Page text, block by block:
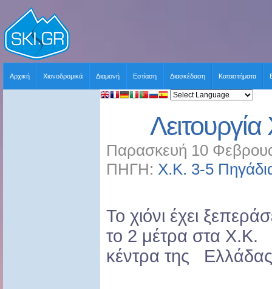
Αρχική Χιονοδρομικά Διαμονή Εστίαση Διασκέδαση Καταστήματα
Παρασκευή 10
ΠΗΓΗ: Χ.Κ. 3-5
Το χιόνι έχει
το 2 μέτρα στα X.K.
κέντρα της